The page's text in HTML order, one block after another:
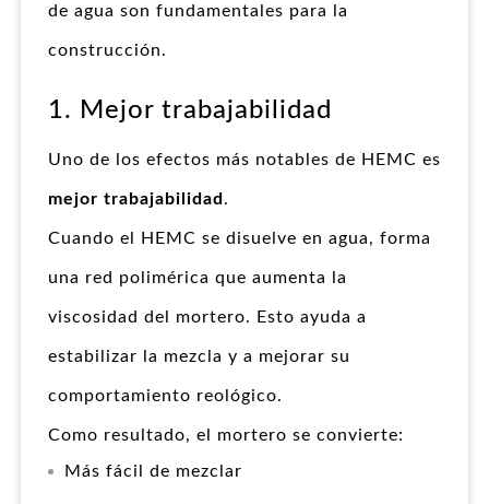
de agua son fundamentales para la
construcción.
1. Mejor trabajabilidad
Uno de los efectos más notables de HEMC es
mejor trabajabilidad .
Cuando el HEMC se disuelve en agua, forma
una red polimérica que aumenta la
viscosidad del mortero. Esto ayuda a
estabilizar la mezcla y a mejorar su
comportamiento reológico.
Como resultado, el mortero se convierte:
Más fácil de mezclar